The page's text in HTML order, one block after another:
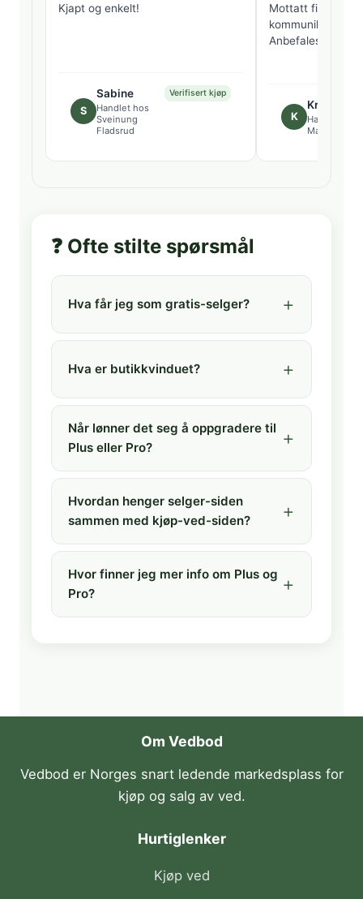
Kjapt og enkelt!
S
Sabine
Handlet hos
Sveinung
Fladsrud
Verifisert kjøp
Mottatt fin tørr
kommunikasjon
Anbefales!
K
Kristin
Handlet hos
Magnus
❓ Ofte stilte spørsmål
Hva får jeg som gratis-selger?
Hva er butikkvinduet?
Når lønner det seg å oppgradere til
Plus eller Pro?
Hvordan henger selger-siden
sammen med kjøp-ved-siden?
Hvor finner jeg mer info om Plus og
Pro?
Om Vedbod
Vedbod er Norges snart ledende markedsplass for
kjøp og salg av ved.
Hurtiglenker
Kjøp ved